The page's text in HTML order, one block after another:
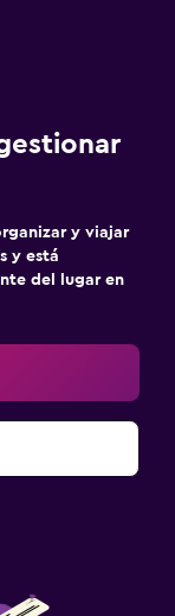
y viajar
y está
del lugar en